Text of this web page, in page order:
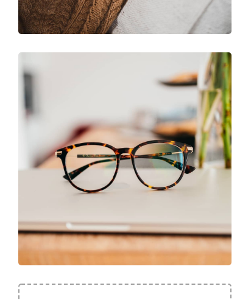
Κατηγορία:
Γυαλιά οράσεως
Μάρκα:
Gucci